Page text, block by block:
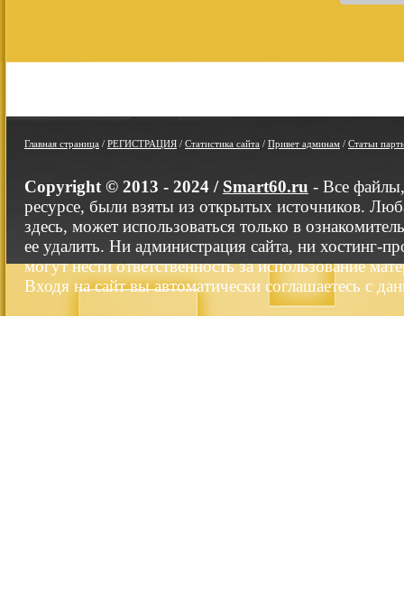
Главная страница / РЕГИСТРАЦИЯ / Статистика сайта / Привет админам / Статьи
Copyright © 2013 - 2024 / Smart60.ru - Все
ресурсе, были взяты из открытых источников.
здесь, может использоваться только в
ее удалить. Ни администрация сайта, ни хостинг-
могут нести ответственность за использование
Входя на сайт вы автоматически соглашаетесь с